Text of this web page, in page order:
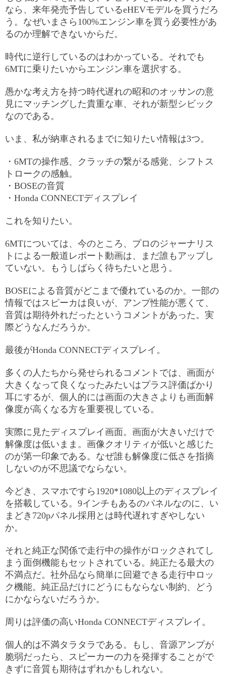
なら、来年発売予告しているeHEVモデルを買うだろ
う。なぜいまさら100%エンジン車を買う必要性があ
るのか理解できないからだ。
時代に逆行しているのはわかっている。それでも
6MTに乗りたいからエンジン車を選択する。
愚かな考え方を持つ時代遅れの昭和のオッサンの意
見にマッチングした貴重な車、それが新型シビック
なのである。
いま、私が納車されるまでに知りたい情報は3つ。
・6MTの操作感、クラッチの繋がる感覚、シフトス
トロークの感触。
・BOSEの音質
・Honda CONNECTディスプレイ
これを知りたい。
6MTについては、今のところ、プロのジャーナリス
トによる一般道レポート動画は、まだ誰もアップし
ていない。もうしばらく待ちたいと思う。
BOSEによる音質がどこまで優れているのか。一部の
情報ではスピーカは良いが、アンプ性能が悪くて、
音質は期待外れだったというコメントがあった。実
際どうなんだろうか。
最後がHonda CONNECTディスプレイ。
多くの人たちから発せられるコメントでは、画面が
大きくなって良くなったみたいはプラス評価ばかり
耳にするが、個人的には画面の大きさよりも画面解
像度が高くなる方を重要視している。
実際に見たディスプレイ画面。画面が大きいだけで
解像度は低いまま。画像クオリティが低いと感じた
のが第一印象である。なぜ誰も解像度に低さを指摘
しないのが不思議でならない。
今どき、スマホですら1920*1080以上のディスプレイ
を搭載している。9インチもあるのパネルなのに、い
まどき720pパネル採用とは時代遅れすぎやしない
か。
それと純正な関係で走行中の操作がロックされてし
まう面倒機能もセットされている。純正たる最大の
不満点だ。社外品なら簡単に回避できる走行中ロッ
ク機能。純正品だけにどうにもならない制約、どう
にかならないだろうか。
周りは評価の高いHonda CONNECTディスプレイ。
個人的は不満タラタラである。もし、音源アンプが
脆弱だったら、スピーカーの力を発揮することがで
きずに音質も期待はずれかもしれない。